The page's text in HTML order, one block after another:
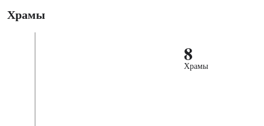
Храмы
8
Храмы